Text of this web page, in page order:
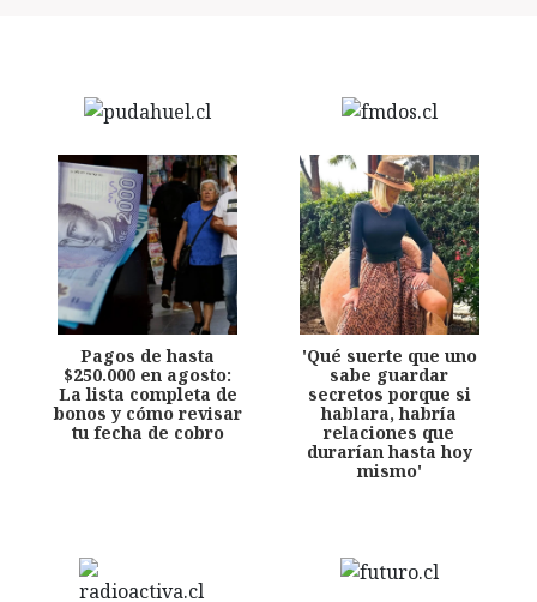
Pagos de hasta
$250.000 en agosto:
La lista completa de
bonos y cómo revisar
tu fecha de cobro
'Qué suerte que uno
sabe guardar
secretos porque si
hablara, habría
relaciones que
durarían hasta hoy
mismo'